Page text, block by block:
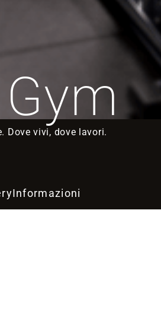
Dove vivi, dove lavori.
Informazioni